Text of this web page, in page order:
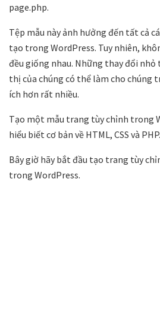
page.php.
Tệp mẫu này ảnh hưởng đến tất cả
tạo trong WordPress. Tuy nhiên,
đều giống nhau. Những thay đổi
thị của chúng có thể làm cho chúng
ích hơn rất nhiều.
Tạo một mẫu trang tùy chỉnh trong
hiểu biết cơ bản về HTML, CSS và PHP.
Bây giờ hãy bắt đầu tạo trang tùy
trong WordPress.